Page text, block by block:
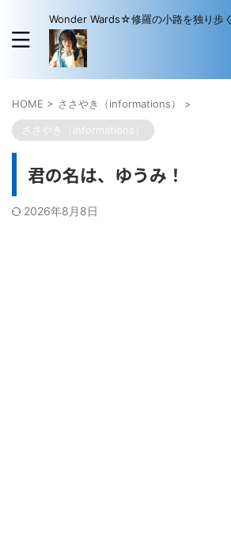
Wonder Wards☆修羅の小路を独り歩く
HOME > ささやき（informations） >
ささやき（informations）
君の名は、ゆうみ！
2026年8月8日